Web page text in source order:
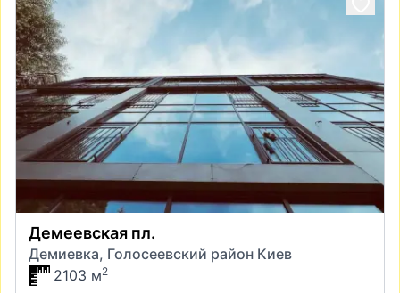
Демеевская пл.
Демиевка, Голосеевский район Киев
2103 м2